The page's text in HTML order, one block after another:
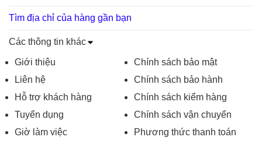
Tìm địa chỉ của hàng gần bạn
Các thông tin khác
Giới thiệu
Liên hệ
Hỗ trợ khách hàng
Tuyển dụng
Giờ làm việc
Chính sách bảo mật
Chính sách bảo hành
Chính sách kiểm hàng
Chính sách vận chuyển
Phương thức thanh toán